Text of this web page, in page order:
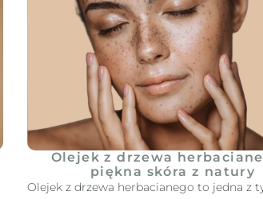
Olejek z drzewa
piękna skóra z natury
Olejek z drzewa herbacianego to jedna z